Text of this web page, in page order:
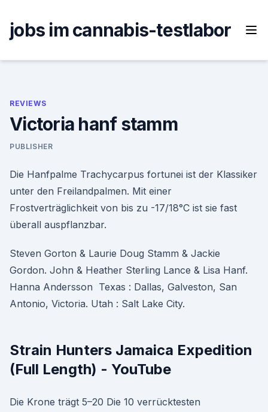
content
jobs im cannabis-testlabor
REVIEWS
Victoria hanf stamm
PUBLISHER
Die Hanfpalme Trachycarpus fortunei ist der Klassiker
unter den Freilandpalmen. Mit einer
Frostverträglichkeit von bis zu -17/18°C ist sie fast
überall auspflanzbar.
Steven Gorton & Laurie Doug Stamm & Jackie
Gordon. John & Heather Sterling Lance & Lisa Hanf.
Hanna Andersson Texas : Dallas, Galveston, San
Antonio, Victoria. Utah : Salt Lake City.
Strain Hunters Jamaica Expedition
(Full Length) - YouTube
Die Krone trägt 5–20 Die 10 verrücktesten